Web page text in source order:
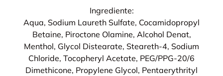
Ingrediente:
Aqua, Sodium Laureth Sulfate, Cocamidopropyl
Betaine, Piroctone Olamine, Alcohol Denat,
Menthol, Glycol Distearate, Steareth-4, Sodium
Chloride, Tocopheryl Acetate, PEG/PPG-20/6
Dimethicone, Propylene Glycol, Pentaerythrityl